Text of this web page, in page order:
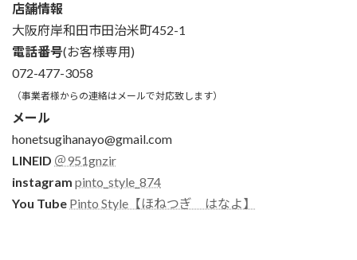
店舗情報
大阪府岸和田市田治米町452-1
電話番号(お客様専用)
072-477-3058
（事業者様からの連絡はメールで対応致します）
メール
honetsugihanayo@gmail.com
LINEID ＠951gnzir
instagram pinto_style_874
You Tube Pinto Style【ほねつぎ はなよ】